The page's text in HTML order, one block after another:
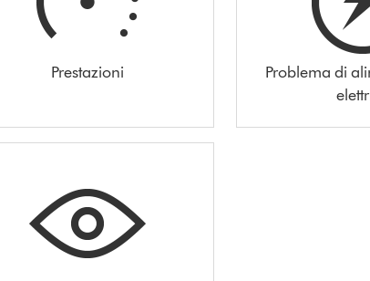
Prestazioni
Problema di